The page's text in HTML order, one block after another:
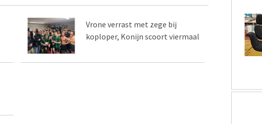
Vrone verrast met zege bij
koploper, Konijn scoort viermaal